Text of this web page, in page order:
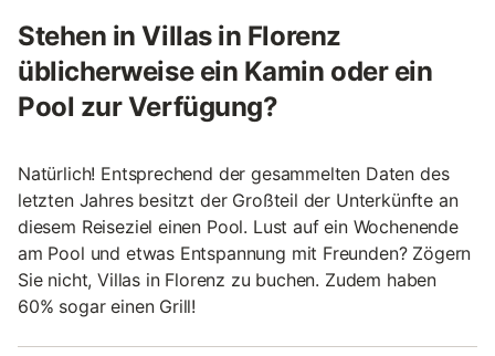
Stehen in Villas in Florenz
üblicherweise ein Kamin oder ein
Pool zur Verfügung?
Natürlich! Entsprechend der gesammelten Daten des
letzten Jahres besitzt der Großteil der Unterkünfte an
diesem Reiseziel einen Pool. Lust auf ein Wochenende
am Pool und etwas Entspannung mit Freunden? Zögern
Sie nicht, Villas in Florenz zu buchen. Zudem haben
60% sogar einen Grill!